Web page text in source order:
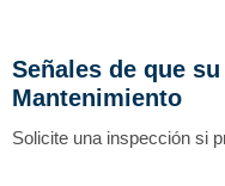
Señales de que
Mantenimiento
Solicite una inspección si